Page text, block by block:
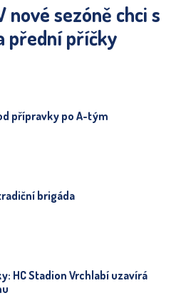
nové sezóně chci s
přední příčky
přípravky po A-tým
brigáda
HC Stadion Vrchlabí uzavírá